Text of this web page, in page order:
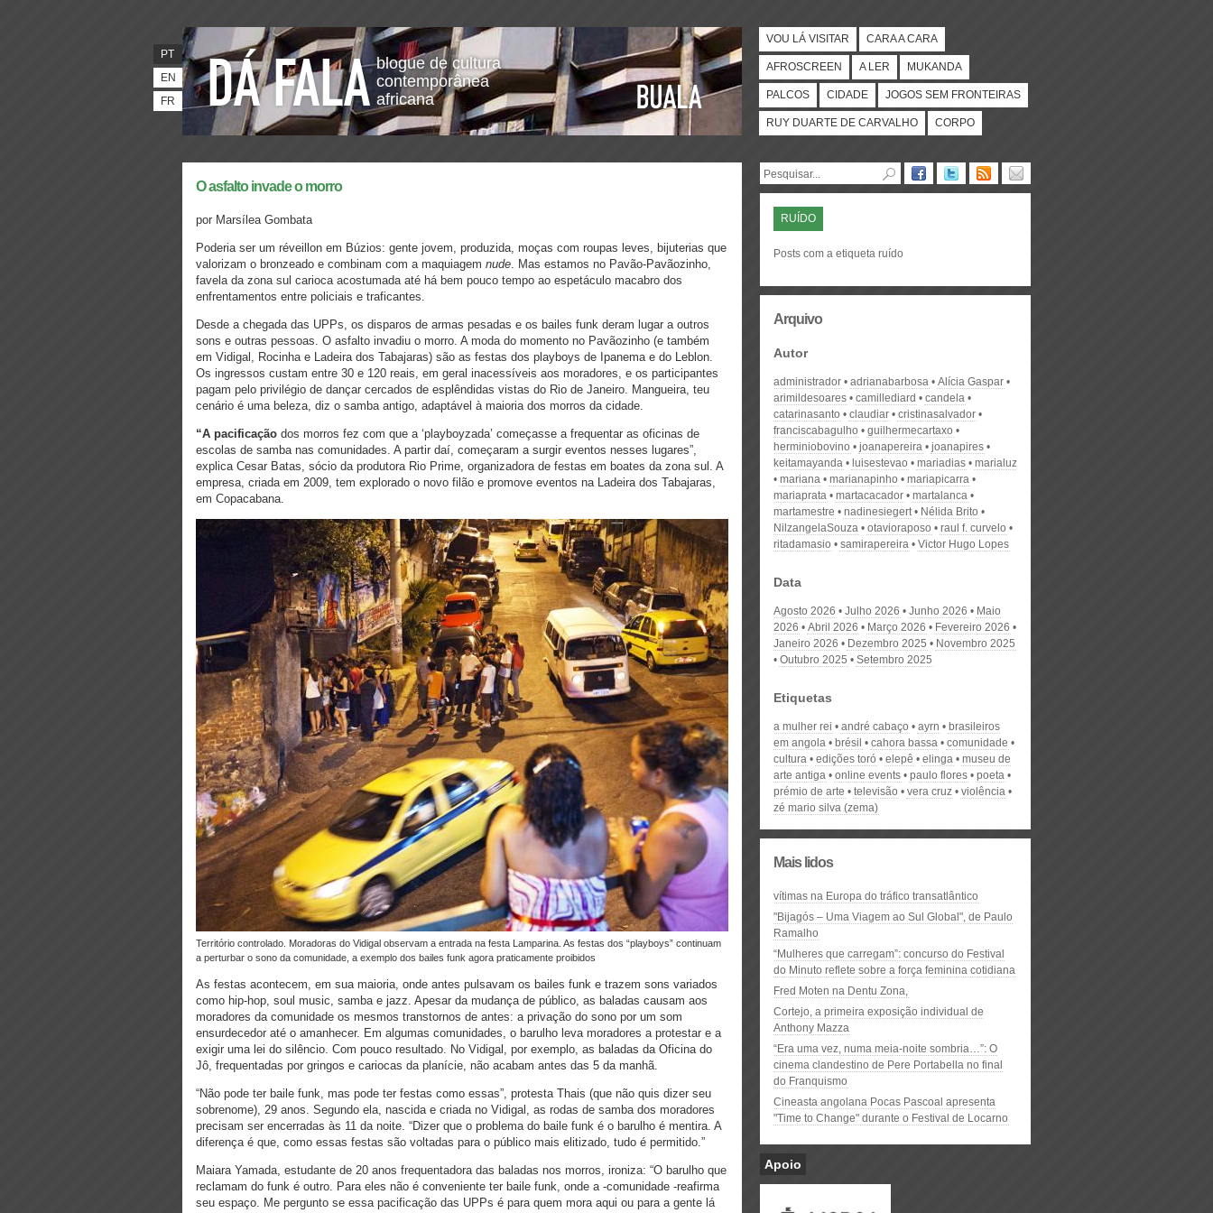
blogue de cultura
contemporânea
africana
PT
EN
FR
VOU LÁ VISITAR CARA A CARA
AFROSCREEN A LER MUKANDA
PALCOS CIDADE JOGOS SEM FRONTEIRAS
RUY DUARTE DE CARVALHO CORPO
O asfalto invade o morro
por Marsílea Gombata
Poderia ser um réveillon em Búzios: gente jovem, produzida, moças com roupas leves, bijuterias que
valorizam o bronzeado e combinam com a maquiagem nude. Mas estamos no Pavão-Pavãozinho,
favela da zona sul carioca acostumada até há bem pouco tempo ao espetáculo macabro dos
enfrentamentos entre policiais e traficantes.
Desde a chegada das UPPs, os disparos de armas pesadas e os bailes funk deram lugar a outros
sons e outras pessoas. O asfalto invadiu o morro. A moda do momento no Pavãozinho (e também
em Vidigal, Rocinha e Ladeira dos Tabajaras) são as festas dos playboys de Ipanema e do Leblon.
Os ingressos custam entre 30 e 120 reais, em geral inacessíveis aos moradores, e os participantes
pagam pelo privilégio de dançar cercados de esplêndidas vistas do Rio de Janeiro. Mangueira, teu
cenário é uma beleza, diz o samba antigo, adaptável à maioria dos morros da cidade.
“A pacificação dos morros fez com que a ‘playboyzada’ começasse a frequentar as oficinas de
escolas de samba nas comunidades. A partir daí, começaram a surgir eventos nesses lugares”,
explica Cesar Batas, sócio da produtora Rio Prime, organizadora de festas em boates da zona sul. A
empresa, criada em 2009, tem explorado o novo filão e promove eventos na Ladeira dos Tabajaras,
em Copacabana.
Território controlado. Moradoras do Vidigal observam a entrada na festa Lamparina. As festas dos “playboys” continuam
a perturbar o sono da comunidade, a exemplo dos bailes funk agora praticamente proibidos
As festas acontecem, em sua maioria, onde antes pulsavam os bailes funk e trazem sons variados
como hip-hop, soul music, samba e jazz. Apesar da mudança de público, as baladas causam aos
moradores da comunidade os mesmos transtornos de antes: a privação do sono por um som
ensurdecedor até o amanhecer. Em algumas comunidades, o barulho leva moradores a protestar e a
exigir uma lei do silêncio. Com pouco resultado. No Vidigal, por exemplo, as baladas da Oficina do
Jô, frequentadas por gringos e cariocas da planície, não acabam antes das 5 da manhã.
“Não pode ter baile funk, mas pode ter festas como essas”, protesta Thais (que não quis dizer seu
sobrenome), 29 anos. Segundo ela, nascida e criada no Vidigal, as rodas de samba dos moradores
precisam ser encerradas às 11 da noite. “Dizer que o problema do baile funk é o barulho é mentira. A
diferença é que, como essas festas são voltadas para o público mais elitizado, tudo é permitido.”
Maiara Yamada, estudante de 20 anos frequentadora das baladas nos morros, ironiza: “O barulho que
reclamam do funk é outro. Para eles não é conveniente ter baile funk, onde a -comunidade -reafirma
seu espaço. Me pergunto se essa pacificação das UPPs é para quem mora aqui ou para a gente lá
RUÍDO
Posts com a etiqueta ruído
Arquivo
Autor
administrador adrianabarbosa
Alícia Gaspar
arimildesoares
camillediard
candela
catarinasanto
claudiar
cristinasalvador
franciscabagulho
guilhermecartaxo
herminiobovino
joanapereira
joanapires
keitamayanda
luisestevao mariadias
marialuz
mariana
marianapinho
mariapicarra
mariaprata
martacacador
martalanca
martamestre
nadinesiegert
Nélida Brito
NilzangelaSouza
otavioraposo
raul f. curvelo
ritadamasio
samirapereira Victor Hugo Lopes
Data
Agosto 2026 Julho 2026 Junho 2026
Maio
2026
Abril 2026 Março 2026
Fevereiro 2026
Janeiro 2026
Dezembro 2025
Novembro 2025
Outubro 2025
Setembro 2025
Etiquetas
a mulher rei andré cabaço ayrn
brasileiros
em angola
brésil cahora bassa
comunidade
cultura
edições toró elepê elinga
museu de
arte antiga
online events paulo flores
poeta
prémio de arte
televisão vera cruz
violência
zé mario silva (zema)
Mais lidos
vítimas na Europa do tráfico transatlântico
"Bijagós – Uma Viagem ao Sul Global", de Paulo
Ramalho
“Mulheres que carregam”: concurso do Festival
do Minuto reflete sobre a força feminina cotidiana
Fred Moten na Dentu Zona,
Cortejo, a primeira exposição individual de
Anthony Mazza
“Era uma vez, numa meia-noite sombria…”: O
cinema clandestino de Pere Portabella no final
do Franquismo
Cineasta angolana Pocas Pascoal apresenta
"Time to Change" durante o Festival de Locarno
Apoio